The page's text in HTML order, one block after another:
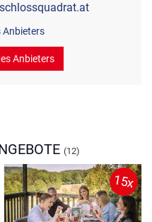
Anbieters
Anbieters
(12)
15x